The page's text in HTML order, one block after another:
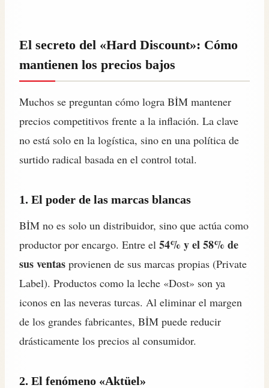
El secreto del «Hard Discount»: Cómo
mantienen los precios bajos
Muchos se preguntan cómo logra BİM mantener
precios competitivos frente a la inflación. La clave
no está solo en la logística, sino en una política de
surtido radical basada en el control total.
1. El poder de las marcas blancas
BİM no es solo un distribuidor, sino que actúa como
productor por encargo. Entre el 54% y el 58% de
sus ventas provienen de sus marcas propias (Private
Label). Productos como la leche «Dost» son ya
iconos en las neveras turcas. Al eliminar el margen
de los grandes fabricantes, BİM puede reducir
drásticamente los precios al consumidor.
2. El fenómeno «Aktüel»